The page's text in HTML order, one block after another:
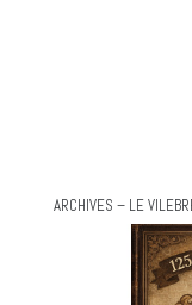
ARCHIVES – LE